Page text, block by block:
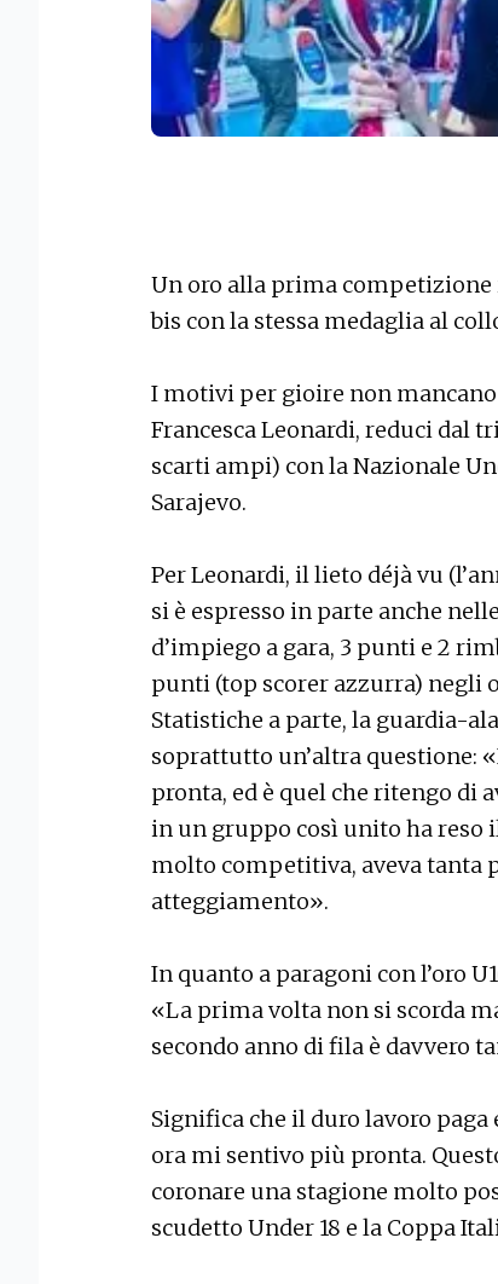
Un oro alla prima
bis con la stessa medaglia al
I motivi per gioire non
Francesca Leonardi, reduci dal
scarti ampi) con la Nazionale
Sarajevo.
Per Leonardi, il lieto déjà vu
si è espresso in parte anche
d’impiego a gara, 3 punti e 2
punti (top scorer azzurra) negli
Statistiche a parte, la guardia-
soprattutto un’altra questione:
pronta, ed è quel che ritengo di
in un gruppo così unito ha reso
molto competitiva, aveva tanta
atteggiamento».
In quanto a paragoni con l’oro
«La prima volta non si scorda
secondo anno di fila è davvero
Significa che il duro lavoro paga
ora mi sentivo più pronta.
coronare una stagione molto
scudetto Under 18 e la Coppa